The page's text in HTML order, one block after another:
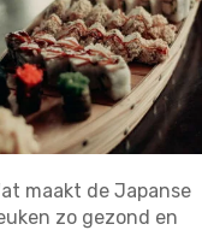
maakt de Japanse
zo gezond en